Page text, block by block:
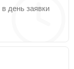
день заявки